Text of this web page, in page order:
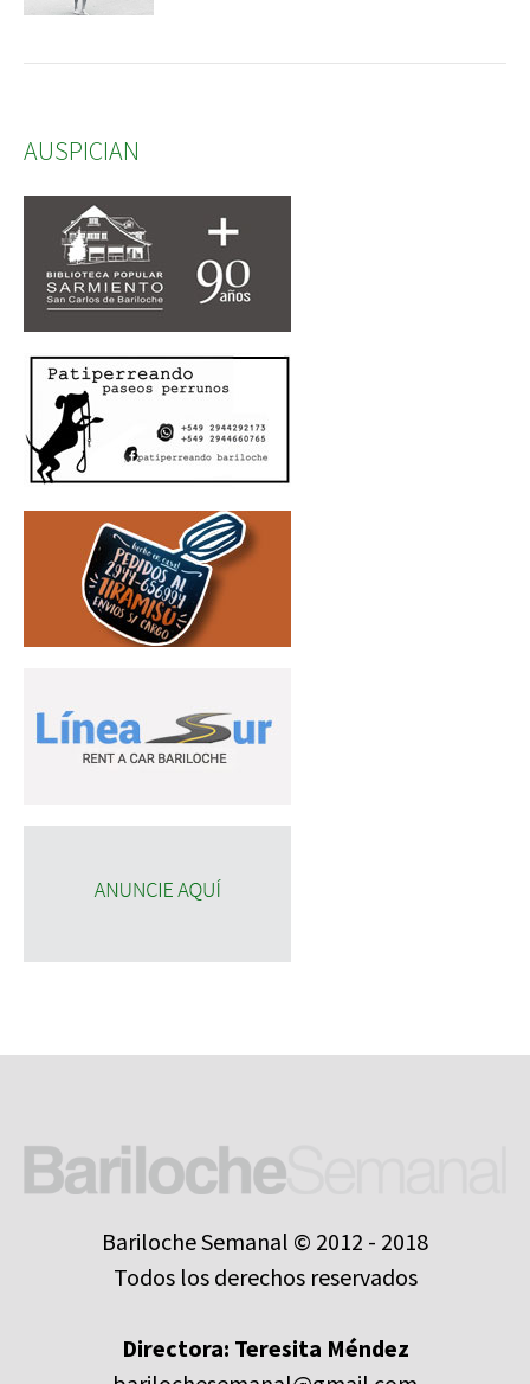
AUSPICIAN
Bariloche Semanal © 2012 - 2018
Todos los derechos reservados
Directora: Teresita Méndez